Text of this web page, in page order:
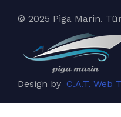
© 2025 Piga Marin.
Design by C.A.T. Web